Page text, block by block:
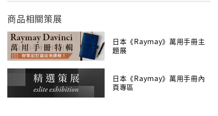
商品相關策展
日本《Raymay》萬用手冊主
題展
日本《Raymay》萬用手冊內
頁專區